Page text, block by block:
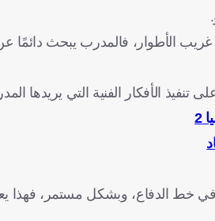
الأطوار، فالمدرب يبحث دائمًا عن
الأفكار الفنية التي يريدها
2
خط الدفاع، وبشكل مستمر، فهذا